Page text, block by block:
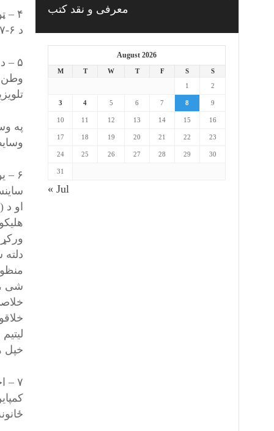
۴
د ۶-۷ ملیارده ډالره مفاد لاس ته در ځي او دغه پیسې په بنیادی او زیربنایی پروژو ولګوۍ .
۵
وطن
په
۶
او
شی ،
خپل
۷ –
معرفی و نقد کتب
August 2026
M T W T F S
S
1
2
3 4 5 6 7 8 9
10 11 12 13 14 15 16
17 18 19 20 21 22 23
24 25 26 27 28 29 30
31
« Jul